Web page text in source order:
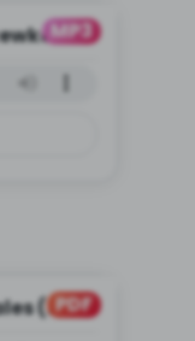
MP3
-
PDF
(PD)